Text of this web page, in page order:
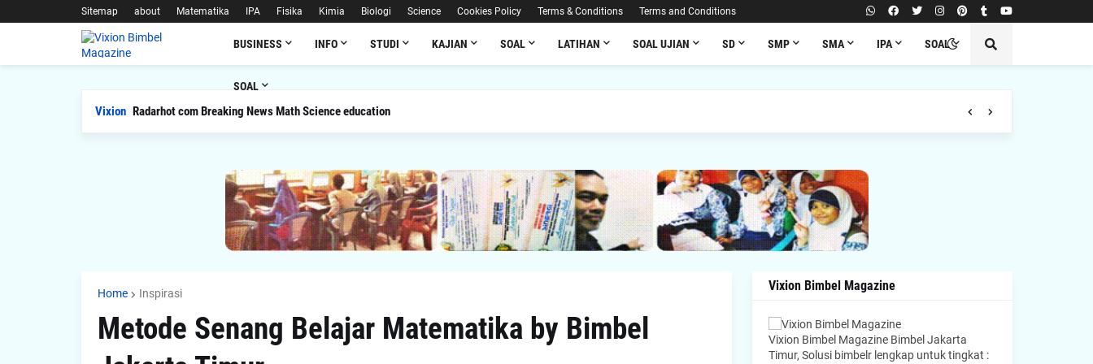
Sitemap about Matematika IPA Fisika Kimia Biologi Science Cookies Policy Terms & Conditions Terms and Conditions
BUSINESS INFO STUDI KAJIAN SOAL LATIHAN SOAL UJIAN SD SMP SMA IPA SOAL
SOAL
Vixion Radarhot com Breaking News Math Science education
Home Inspirasi
Metode Senang Belajar Matematika by Bimbel
Vixion Bimbel Magazine
Vixion Bimbel Magazine Bimbel Jakarta
Timur, Solusi bimbelr lengkap untuk tingkat :